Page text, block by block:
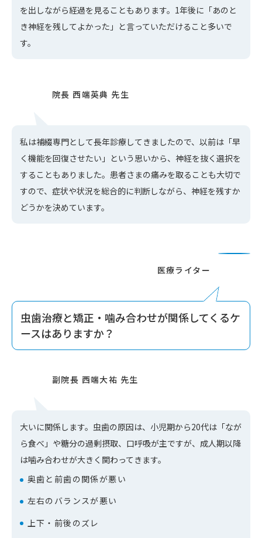
を出しながら経過を見ることもあります。1年後に「あのと
き神経を残してよかった」と言っていただけること多いで
す。
私は補綴専門として長年診療してきましたので、以前は「早
く機能を回復させたい」という思いから、神経を抜く選択を
することもありました。患者さまの痛みを取ることも大切で
すので、症状や状況を総合的に判断しながら、神経を残すか
どうかを決めています。
虫歯治療と矯正・噛み合わせが関係してくるケ
ースはありますか？
大いに関係します。虫歯の原因は、小児期から20代は「なが
ら食べ」や糖分の過剰摂取、口呼吸が主ですが、成人期以降
は噛み合わせが大きく関わってきます。
奥歯と前歯の関係が悪い
左右のバランスが悪い
上下・前後のズレ